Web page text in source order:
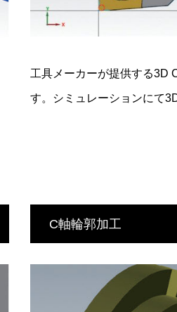
工具メーカーが提供する3D
す。シミュレーションにて
C軸輪郭加工